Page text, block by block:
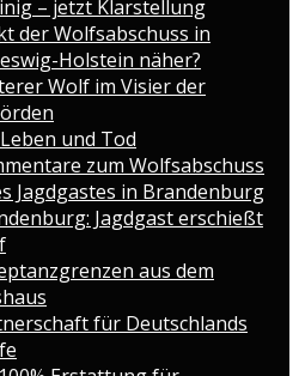
– jetzt Klarstellung
der Wolfsabschuss in
Holstein näher?
Wolf im Visier der
und Tod
zum Wolfsabschuss
Jagdgastes in Brandenburg
Jagdgast erschießt
aus dem
für Deutschlands